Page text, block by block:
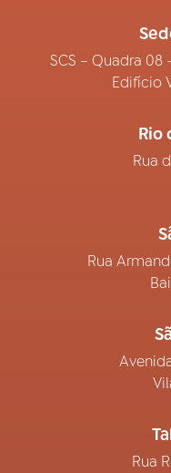
SCS – Quadra 08
Edifício
Rio
Rua
Rua
Rua